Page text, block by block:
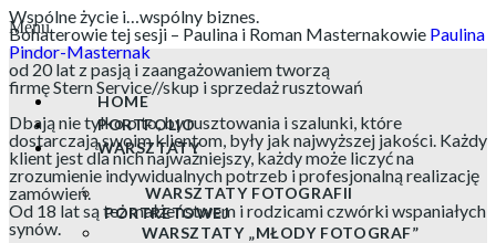
Menu
HOME
PORTFOLIO
WARSZTATY
WARSZTATY FOTOGRAFII
PORTRETOWEJ
WARSZTATY „MŁODY FOTOGRAF”
Wspólne życie i…wspólny biznes.
Bohaterowie tej sesji – Paulina i Roman Masternakowie Paulina
Pindor-Masternak
od 20 lat z pasją i zaangażowaniem tworzą
firmę Stern Service//skup i sprzedaż rusztowań
Dbają nie tylko o to, by rusztowania i szalunki, które
dostarczają swoim klientom, były jak najwyższej jakości. Każdy
klient jest dla nich najważniejszy, każdy może liczyć na
zrozumienie indywidualnych potrzeb i profesjonalną realizację
zamówień.
Od 18 lat są też małżeństwem i rodzicami czwórki wspaniałych
synów.